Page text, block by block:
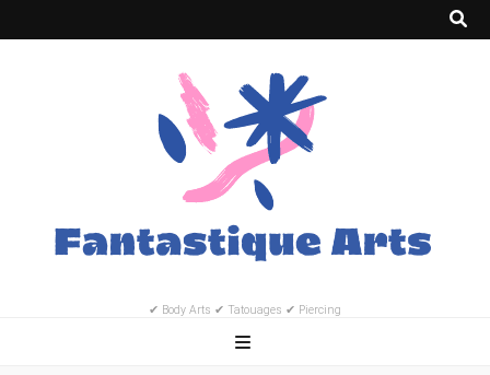
✔ Body Arts ✔ Tatouages ✔ Piercing